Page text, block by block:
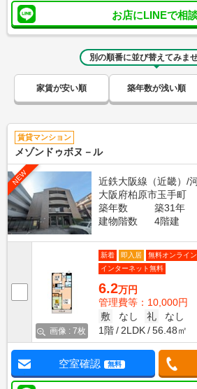
お店にLINEで相
別の順番に並び替えてみま
家賃が安い順 築年数が浅い順
賃貸マンション
メゾンドゥボヌ－ル
NEW
近鉄大阪線（近畿）/
大阪府柏原市玉手町
築年数
築31年
建物階数
4階建
画像 : 7枚
新着 即入居
無料オンライ
インターネット無料
6.2万円
管理費等：10,000円
敷
なし 礼
なし
1階
2LDK 56.48㎡
空室確認 無料